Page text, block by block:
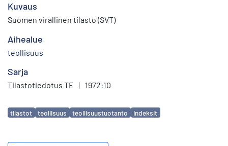
Kuvaus
Suomen virallinen tilasto (SVT)
Aihealue
teollisuus
Sarja
Tilastotiedotus TE | 1972:10
Avainsanat
tilastot teollisuus teollisuustuotanto indeksit